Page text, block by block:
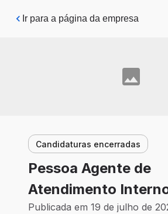
Pular para o conteúdo principal
Ir para a página da empresa
Candidaturas encerradas
Pessoa Agente de
Atendimento
Publicada em 19 de julho de